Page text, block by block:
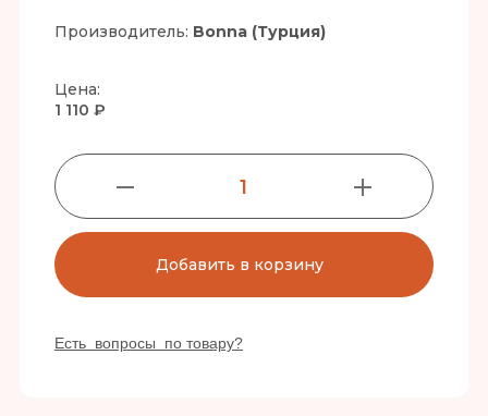
Производитель: Bonna (Турция)
Цена:
1 110 ₽
1
Добавить в корзину
Есть вопросы по товару?